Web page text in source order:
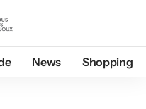
News Shopping